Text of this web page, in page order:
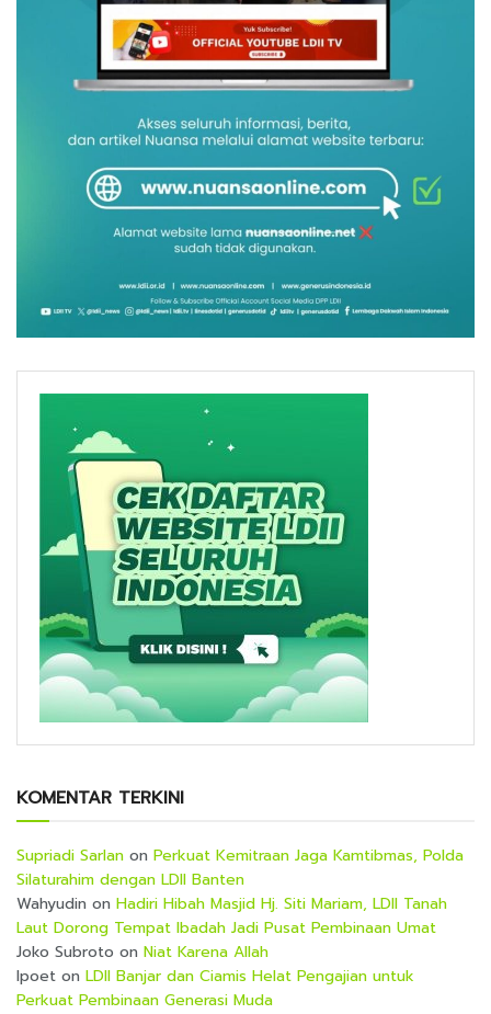
KOMENTAR TERKINI
Supriadi Sarlan on Perkuat Kemitraan Jaga Kamtibmas, Polda
Silaturahim dengan LDII Banten
Wahyudin on Hadiri Hibah Masjid Hj. Siti Mariam, LDII Tanah
Laut Dorong Tempat Ibadah Jadi Pusat Pembinaan Umat
Joko Subroto on Niat Karena Allah
Ipoet on LDII Banjar dan Ciamis Helat Pengajian untuk
Perkuat Pembinaan Generasi Muda